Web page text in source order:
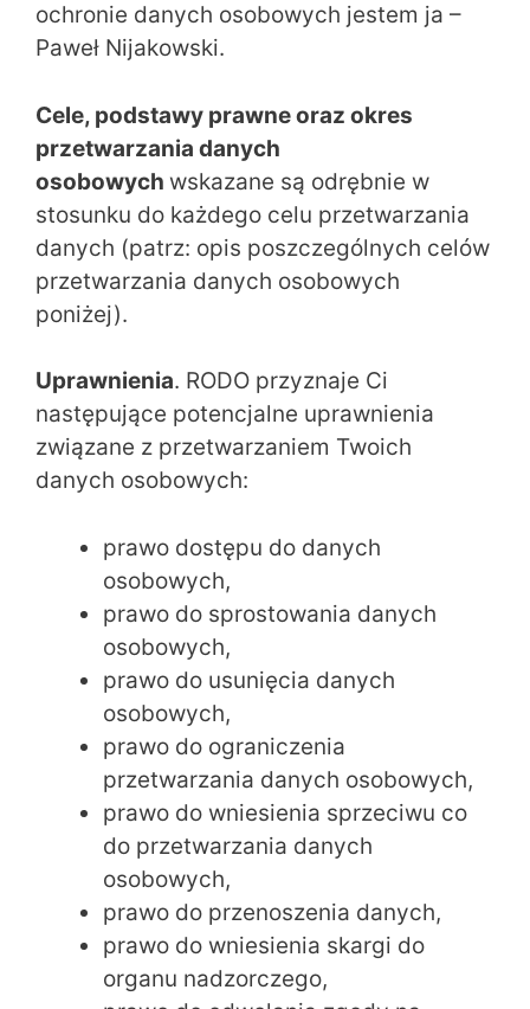
ochronie danych osobowych jestem ja –
Paweł Nijakowski.
Cele, podstawy prawne oraz okres
przetwarzania danych
osobowych wskazane są odrębnie w
stosunku do każdego celu przetwarzania
danych (patrz: opis poszczególnych celów
przetwarzania danych osobowych
poniżej).
Uprawnienia. RODO przyznaje Ci
następujące potencjalne uprawnienia
związane z przetwarzaniem Twoich
danych osobowych:
prawo dostępu do danych
osobowych,
prawo do sprostowania danych
osobowych,
prawo do usunięcia danych
osobowych,
prawo do ograniczenia
przetwarzania danych osobowych,
prawo do wniesienia sprzeciwu co
do przetwarzania danych
osobowych,
prawo do przenoszenia danych,
prawo do wniesienia skargi do
organu nadzorczego,